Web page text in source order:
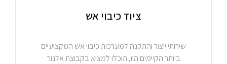
ציוד כיבוי אש
שירותי ייצור והתקנה למערכות כיבוי אש המקצועיים
ביותר הקיימים היו, תוכלו למצוא בקבוצת אלנור